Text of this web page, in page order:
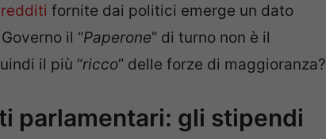
fornite dai politici emerge un dato
il “Paperone” di turno non è il
il più “ricco” delle forze di maggioranza?
parlamentari: gli stipendi